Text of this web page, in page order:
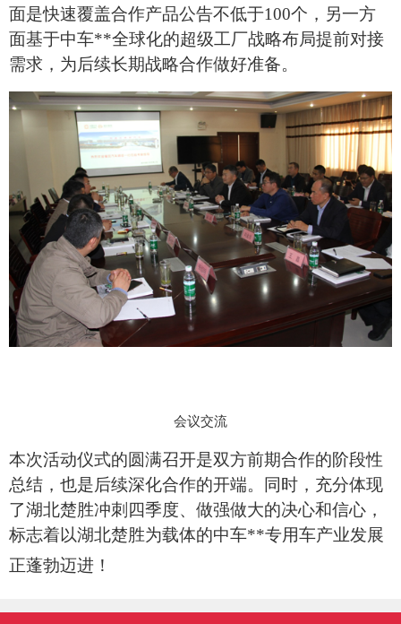
面是快速覆盖合作产品公告不低于100个，另一方
面基于中车**全球化的超级工厂战略布局提前对接
需求，为后续长期战略合作做好准备。
会议交流
本次活动仪式的圆满召开是双方前期合作的阶段性
总结，也是后续深化合作的开端。同时，充分体现
了湖北楚胜冲刺四季度、做强做大的决心和信心，
标志着以湖北楚胜为载体的中车**专用车产业发展
正蓬勃迈进！